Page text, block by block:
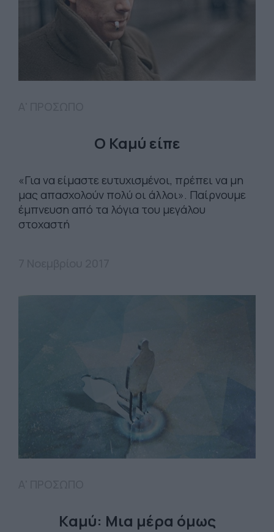
Ο Καμύ είπε
«Για να είμαστε ευτυχισμένοι, πρέπει να μη
μας απασχολούν πολύ οι άλλοι». Παίρνουμε
έμπνευση από τα λόγια του μεγάλου
στοχαστή
Kαμύ: Μια μέρα όμως